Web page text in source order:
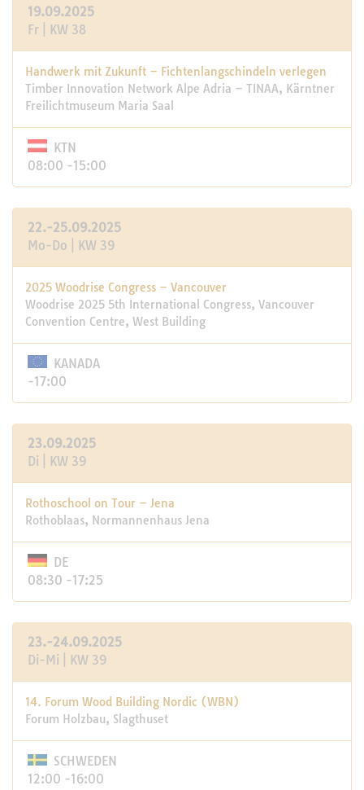
19.09.2025
Fr | KW 38
Handwerk mit Zukunft – Fichtenlangschindeln verlegen
Timber Innovation Network Alpe Adria – TINAA, Kärntner
Freilichtmuseum Maria Saal
KTN
08:00 -15:00
22.-25.09.2025
Mo-Do | KW 39
2025 Woodrise Congress – Vancouver
Woodrise 2025 5th International Congress, Vancouver
Convention Centre, West Building
KANADA
-17:00
23.09.2025
Di | KW 39
Rothoschool on Tour – Jena
Rothoblaas, Normannenhaus Jena
DE
08:30 -17:25
23.-24.09.2025
Di-Mi | KW 39
14. Forum Wood Building Nordic (WBN)
Forum Holzbau, Slagthuset
SCHWEDEN
12:00 -16:00